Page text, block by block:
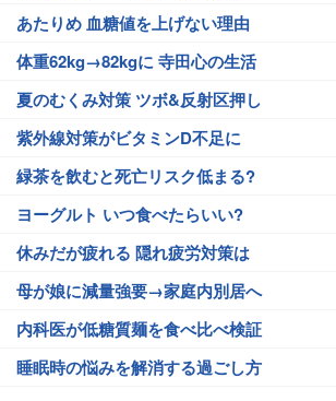
あたりめ 血糖値を上げない理由
体重62kg→82kgに 寺田心の生活
夏のむくみ対策 ツボ&反射区押し
紫外線対策がビタミンD不足に
緑茶を飲むと死亡リスク低まる?
ヨーグルト いつ食べたらいい?
休みだが疲れる 隠れ疲労対策は
母が娘に減量強要→家庭内別居へ
内科医が低糖質麺を食べ比べ検証
睡眠時の悩みを解消する過ごし方